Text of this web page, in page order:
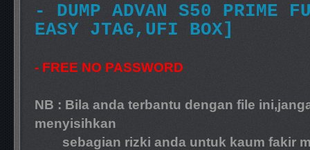
- DUMP ADVAN S50 PRIME
EASY JTAG,UFI BOX]
- FREE NO PASSWORD
NB : Bila anda terbantu dengan file
menyisihkan
sebagian rizki anda untuk kaum fakir